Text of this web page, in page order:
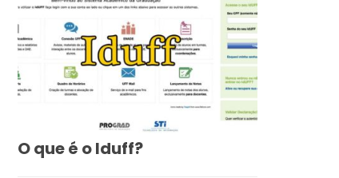
O que é o Iduff?